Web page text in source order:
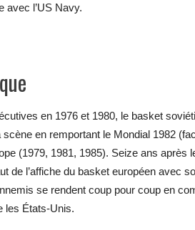
avec l’US Navy.
en 1976 et 1980, le basket
en remportant le Mondial 1982
(1979, 1981, 1985). Seize ans après
de l’affiche du basket européen avec
se rendent coup pour coup en
les États-Unis.